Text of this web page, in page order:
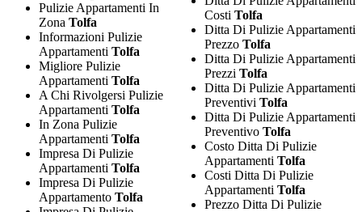
Pulizie Appartamenti In
Zona Tolfa
Informazioni Pulizie
Appartamenti Tolfa
Migliore Pulizie
Appartamenti Tolfa
A Chi Rivolgersi Pulizie
Appartamenti Tolfa
In Zona Pulizie
Appartamenti Tolfa
Impresa Di Pulizie
Appartamenti Tolfa
Impresa Di Pulizie
Appartamento Tolfa
Costi Tolfa
Ditta Di Pulizie Appartamenti
Prezzo Tolfa
Ditta Di Pulizie Appartamenti
Prezzi Tolfa
Ditta Di Pulizie Appartamenti
Preventivi Tolfa
Ditta Di Pulizie Appartamenti
Preventivo Tolfa
Costo Ditta Di Pulizie
Appartamenti Tolfa
Costi Ditta Di Pulizie
Appartamenti Tolfa
Prezzo Ditta Di Pulizie